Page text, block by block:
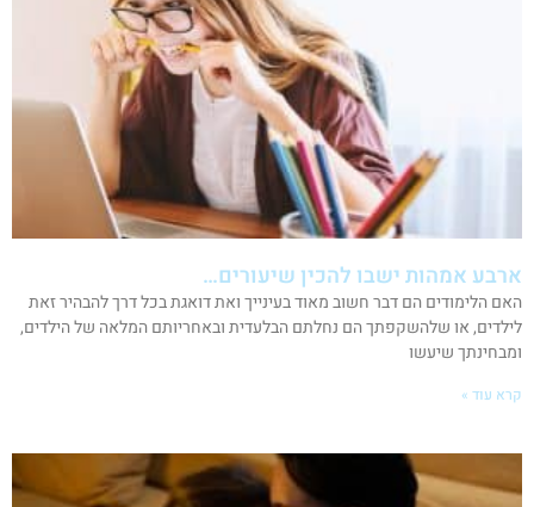
ארבע אמהות ישבו להכין שיעורים…
האם הלימודים הם דבר חשוב מאוד בעינייך ואת דואגת בכל דרך להבהיר זאת
לילדים, או שלהשקפתך הם נחלתם הבלעדית ובאחריותם המלאה של הילדים,
ומבחינתך שיעשו
קרא עוד »